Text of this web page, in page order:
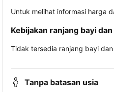
Untuk melihat informasi harga
Kebijakan ranjang bayi
Tidak tersedia ranjang bayi
Tanpa batasan usia